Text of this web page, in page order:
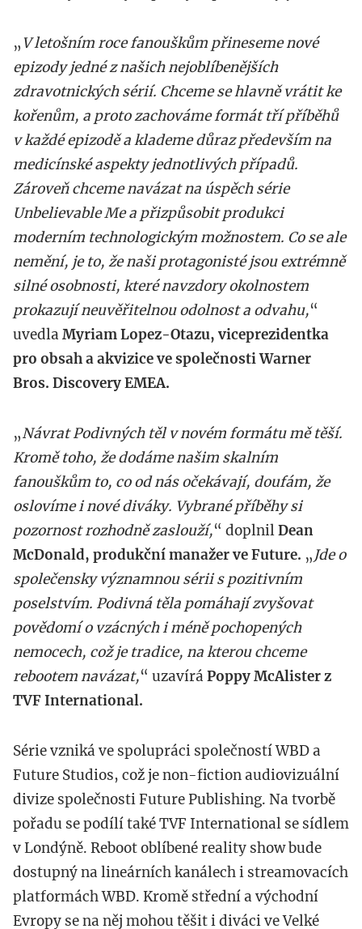
„V letošním roce fanouškům přineseme nové
epizody jedné z našich nejoblíbenějších
zdravotnických sérií. Chceme se hlavně vrátit ke
kořenům, a proto zachováme formát tří příběhů
v každé epizodě a klademe důraz především na
medicínské aspekty jednotlivých případů.
Zároveň chceme navázat na úspěch série
Unbelievable Me a přizpůsobit produkci
moderním technologickým možnostem. Co se ale
nemění, je to, že naši protagonisté jsou extrémně
silné osobnosti, které navzdory okolnostem
prokazují neuvěřitelnou odolnost a odvahu,“
uvedla Myriam Lopez-Otazu, viceprezidentka
pro obsah a akvizice ve společnosti Warner
Bros. Discovery EMEA.
„Návrat Podivných těl v novém formátu mě těší.
Kromě toho, že dodáme našim skalním
fanouškům to, co od nás očekávají, doufám, že
oslovíme i nové diváky. Vybrané příběhy si
pozornost rozhodně zaslouží,“ doplnilDean
McDonald, produkční manažer ve Future. „Jde o
společensky významnou sérii s pozitivním
poselstvím. Podivná těla pomáhají zvyšovat
povědomí o vzácných i méně pochopených
nemocech, což je tradice, na kterou chceme
rebootem navázat,“ uzavírá Poppy McAlister z
TVF International.
Série vzniká ve spolupráci společností WBD a
Future Studios, což je non-fiction audiovizuální
divize společnosti Future Publishing. Na tvorbě
pořadu se podílí také TVF International se sídlem
v Londýně. Reboot oblíbené reality show bude
dostupný na lineárních kanálech i streamovacích
platformách WBD. Kromě střední a východní
Evropy se na něj mohou těšit i diváci ve Velké